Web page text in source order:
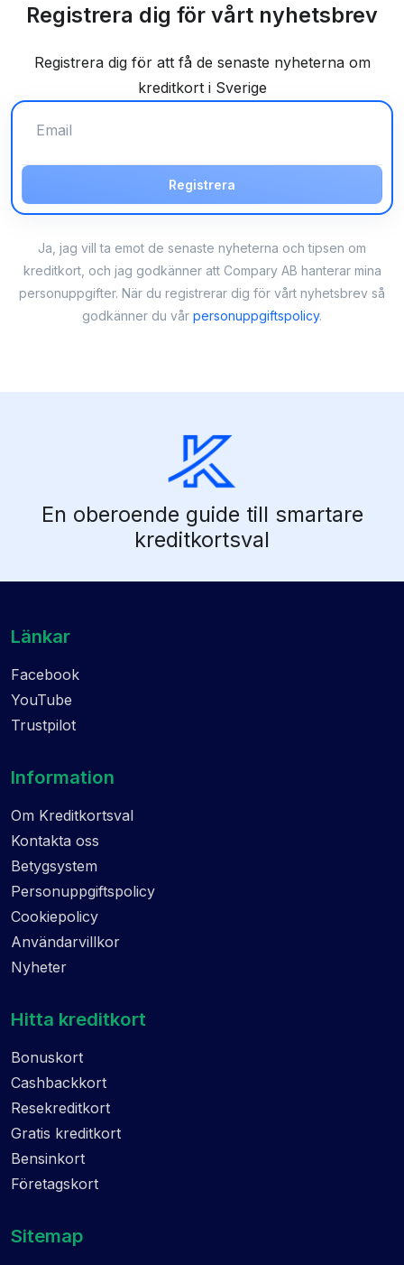
Registrera dig för vårt nyhetsbrev
Registrera dig för att få de senaste nyheterna om
kreditkort i Sverige
Registrera
Ja, jag vill ta emot de senaste nyheterna och tipsen om
kreditkort, och jag godkänner att Compary AB hanterar mina
personuppgifter. När du registrerar dig för vårt nyhetsbrev så
godkänner du vår personuppgiftspolicy.
En oberoende guide till smartare
kreditkortsval
Länkar
Facebook
YouTube
Trustpilot
Information
Om Kreditkortsval
Kontakta oss
Betygsystem
Personuppgiftspolicy
Cookiepolicy
Användarvillkor
Nyheter
Hitta kreditkort
Bonuskort
Cashbackkort
Resekreditkort
Gratis kreditkort
Bensinkort
Företagskort
Sitemap